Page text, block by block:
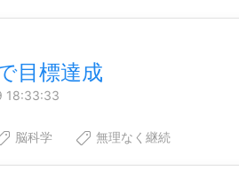
目標達成
18:33:33
脳科学 無理なく継続